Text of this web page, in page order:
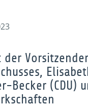
Becker (CDU)